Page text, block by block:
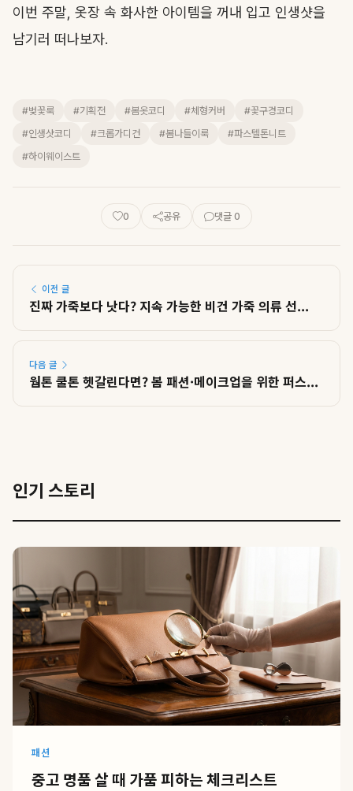
이번 주말, 옷장 속 화사한 아이템을 꺼내 입고 인생샷을
남기러 떠나보자.
#벚꽃룩 #기획전 #봄옷코디 #체형커버
#꽃구경코디
#인생샷코디
#크롭가디건 #봄나들이룩
#파스텔톤니트
#하이웨이스트
0 공유 댓글 0
이전 글
진짜 가죽보다 낫다? 지속 가능한 비건 가죽 의류 선...
다음 글
웜톤 쿨톤 헷갈린다면? 봄 패션·메이크업을 위한 퍼스...
인기 스토리
패션
중고 명품 살 때 가품 피하는 체크리스트